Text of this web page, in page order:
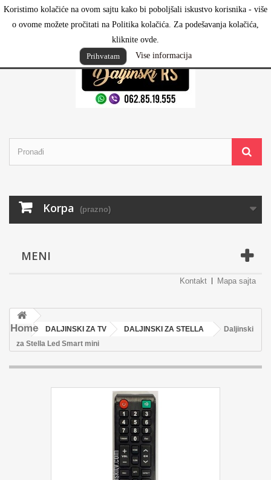
Koristimo kolačiće na ovom sajtu kako bi poboljšali iskustvo korisnika - više
o ovome možete pročitati na Politika kolačića. Za podešavanja kolačića,
kliknite ovde.
Prihvatam
Vise informacija
Prijavi se
Korpa (prazno)
MENI
Kontakt Mapa sajta
Home DALJINSKI ZA TV DALJINSKI ZA STELLA
Daljinski
za Stella Led Smart mini